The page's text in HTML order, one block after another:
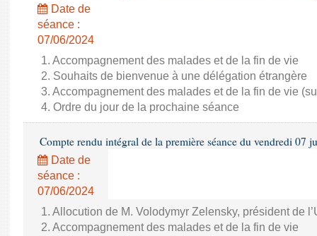
Date de
séance :
07/06/2024
1. Accompagnement des malades et de la fin de vie
2. Souhaits de bienvenue à une délégation étrangère
3. Accompagnement des malades et de la fin de vie
4. Ordre du jour de la prochaine séance
Compte rendu intégral de la première séance du vendredi 07
Date de
séance :
07/06/2024
1. Allocution de M. Volodymyr Zelensky, président de
2. Accompagnement des malades et de la fin de vie